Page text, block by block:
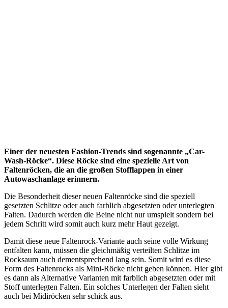
Einer der neuesten Fashion-Trends sind sogenannte „Car-
Wash-Röcke“. Diese Röcke sind eine spezielle Art von
Faltenröcken, die an die großen Stofflappen in einer
Autowaschanlage erinnern.
Die Besonderheit dieser neuen Faltenröcke sind die speziell
gesetzten Schlitze oder auch farblich abgesetzten oder unterlegten
Falten. Dadurch werden die Beine nicht nur umspielt sondern bei
jedem Schritt wird somit auch kurz mehr Haut gezeigt.
Damit diese neue Faltenrock-Variante auch seine volle Wirkung
entfalten kann, müssen die gleichmäßig verteilten Schlitze im
Rocksaum auch dementsprechend lang sein. Somit wird es diese
Form des Faltenrocks als Mini-Röcke nicht geben können. Hier gibt
es dann als Alternative Varianten mit farblich abgesetzten oder mit
Stoff unterlegten Falten. Ein solches Unterlegen der Falten sieht
auch bei Midiröcken sehr schick aus.